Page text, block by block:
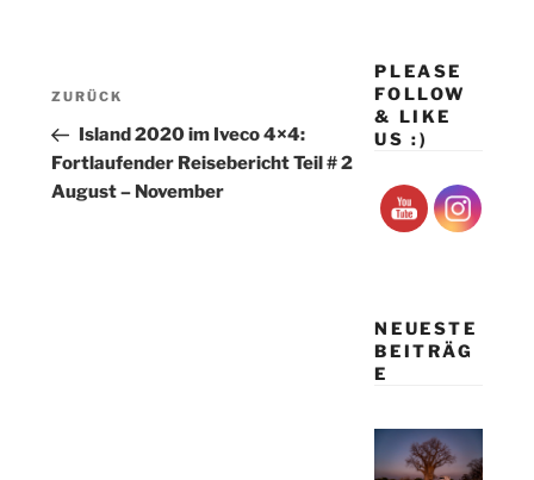
Beitragsnavigation
Vorheriger
Beitrag
ZURÜCK
Island 2020 im Iveco 4×4:
Fortlaufender Reisebericht Teil # 2
August – November
PLEASE
FOLLOW
& LIKE
US :)
NEUESTE
BEITRÄG
E